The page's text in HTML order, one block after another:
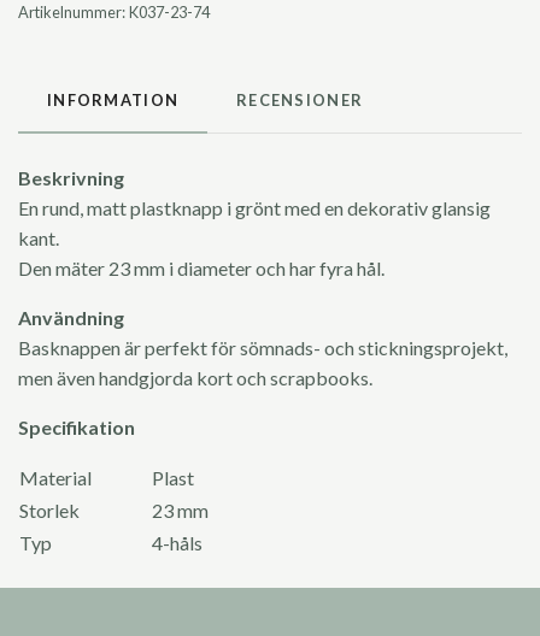
Artikelnummer:K037-23-74
INFORMATION RECENSIONER
Beskrivning
En rund, matt plastknapp i grönt med en dekorativ glansig
kant.
Den mäter 23 mm i diameter och har fyra hål.
Användning
Basknappen är perfekt för sömnads- och stickningsprojekt,
men även handgjorda kort och scrapbooks.
Specifikation
Material
Plast
Storlek
23 mm
Typ
4-håls